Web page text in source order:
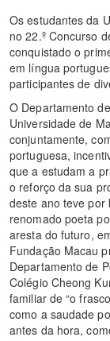
Os estudantes da
no 22.º Concurso
conquistado o
em língua
participantes de
O Departamento
Universidade de
conjuntamente,
portuguesa,
que a estudam a
o reforço da sua
deste ano teve por
renomado poeta
aresta do futuro,
Fundação Macau
Departamento de
Colégio Cheong
familiar de “o
como a saudade
antes da hora,